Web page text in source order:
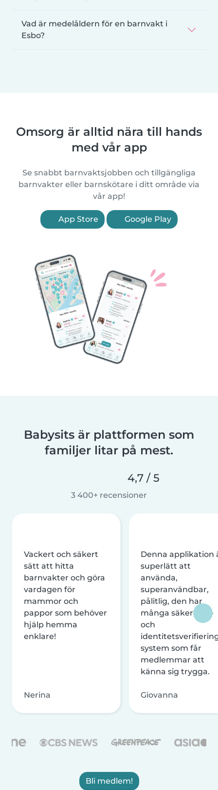
Vad är medelåldern för en barnvakt i
Esbo?
Omsorg är alltid nära till hands
med vår app
Se snabbt barnvaktsjobben och tillgängliga
barnvakter eller barnskötare i ditt område via
vår app!
App Store Google Play
Babysits är plattformen som
familjer litar på mest.
4,7 / 5
3 400+ recensioner
Vackert och säkert
sätt att hitta
barnvakter och göra
vardagen för
mammor och
pappor som behöver
hjälp hemma
enklare!
Nerina
Denna applikation
superlätt att
använda,
superanvändbar,
pålitlig, den har
många säkerhets-
och
system som får
medlemmar att
känna sig trygga.
Giovanna
Bli medlem!